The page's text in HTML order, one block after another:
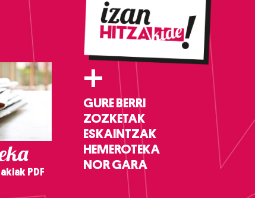
PDF
+
GURE BERRI
ZOZKETAK
ESKAINTZAK
HEMEROTEKA
NOR GARA